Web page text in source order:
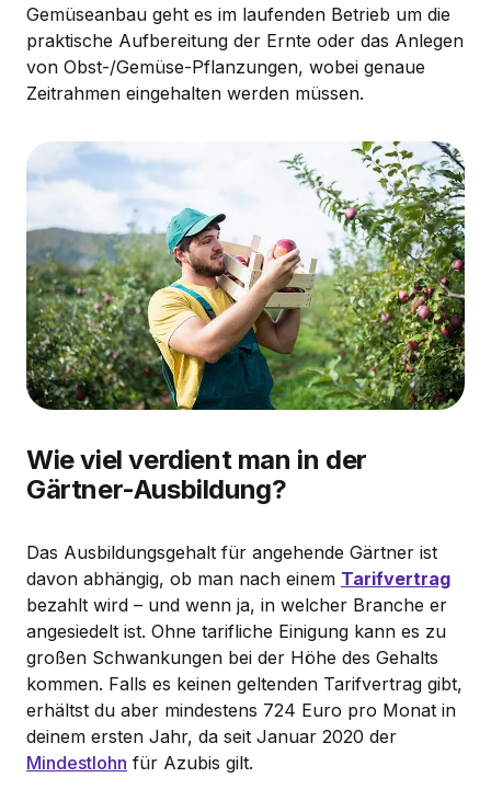
Gemüseanbau geht es im laufenden Betrieb um die
praktische Aufbereitung der Ernte oder das Anlegen
von Obst-/Gemüse-Pflanzungen, wobei genaue
Zeitrahmen eingehalten werden müssen.
Wie viel verdient man in der
Gärtner-Ausbildung?
Das Ausbildungsgehalt für angehende Gärtner ist
davon abhängig, ob man nach einem Tarifvertrag
bezahlt wird – und wenn ja, in welcher Branche er
angesiedelt ist. Ohne tarifliche Einigung kann es zu
großen Schwankungen bei der Höhe des Gehalts
kommen. Falls es keinen geltenden Tarifvertrag gibt,
erhältst du aber mindestens 724 Euro pro Monat in
deinem ersten Jahr, da seit Januar 2020 der
Mindestlohn für Azubis gilt.